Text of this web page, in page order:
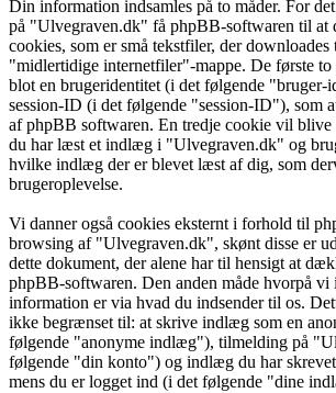
Din information indsamles på to måder. For
på "Ulvegraven.dk" få phpBB-softwaren til at
cookies, som er små tekstfiler, der
"midlertidige internetfiler"-mappe. De første
blot en brugeridentitet (i det følgende "bruger-
session-ID (i det følgende "session-ID"), som
af phpBB softwaren. En tredje cookie vil blive
du har læst et indlæg i "Ulvegraven.dk" og
hvilke indlæg der er blevet læst af dig, som
brugeroplevelse.
Vi danner også cookies eksternt i forhold til
browsing af "Ulvegraven.dk", skønt disse er
dette dokument, der alene har til hensigt at
phpBB-softwaren. Den anden måde hvorpå vi
information er via hvad du indsender til os.
ikke begrænset til: at skrive indlæg som en
følgende "anonyme indlæg"), tilmelding på
følgende "din konto") og indlæg du har
mens du er logget ind (i det følgende "dine